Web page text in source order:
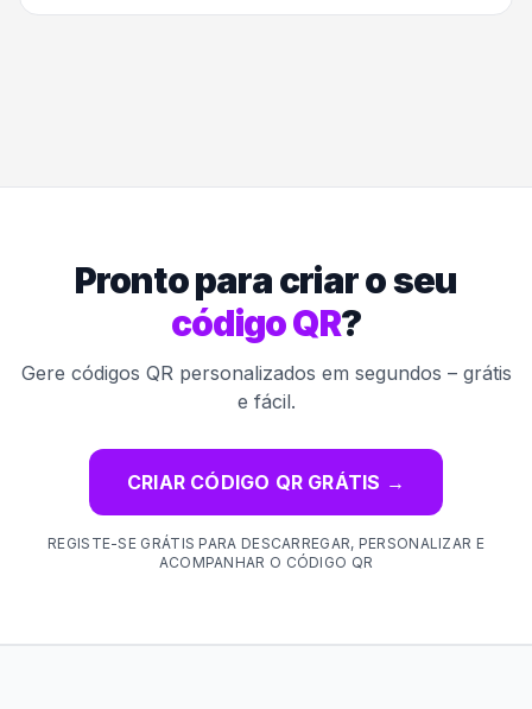
Pronto para criar o seu
código QR?
Gere códigos QR personalizados em segundos – grátis
e fácil.
CRIAR CÓDIGO QR GRÁTIS →
REGISTE-SE GRÁTIS PARA DESCARREGAR, PERSONALIZAR E
ACOMPANHAR O CÓDIGO QR